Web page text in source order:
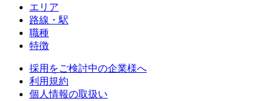
エリア
路線・駅
職種
特徴
採用をご検討中の企業様へ
利用規約
個人情報の取扱い